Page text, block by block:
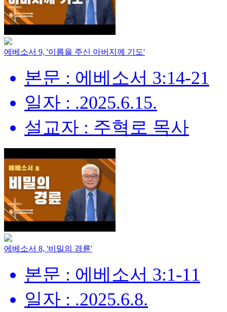
에베소서 9, '이름을 주신 아버지께 기도'
본문 : 에베소서 3:14-21
일자 : .2025.6.15.
설교자 : 주혁로 목사
에베소서 8, '비밀의 경륜'
본문 : 에베소서 3:1-11
일자 : .2025.6.8.